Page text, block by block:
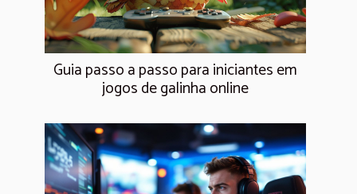
Guia passo a passo para iniciantes em
jogos de galinha online